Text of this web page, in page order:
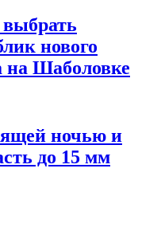
нового
на Шаболовке
ночью и
до 15 мм